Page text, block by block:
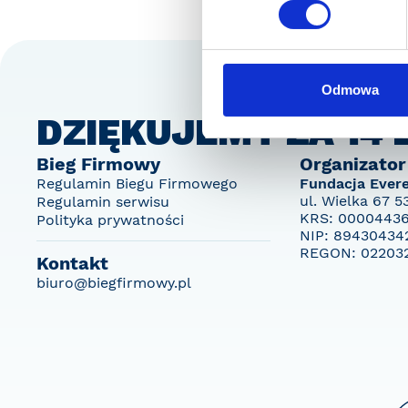
Odmowa
DZIĘKUJEMY ZA 14
Bieg Firmowy
Regulamin Biegu Firmowego
Regulamin serwisu
Polityka prywatności
Kontakt
biuro@biegfirmowy.pl
Organizator
Fundacja
ul. Wielka 67
KRS:
NIP:
REGON: